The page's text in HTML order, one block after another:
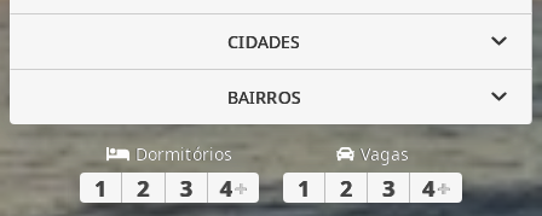
CIDADES
BAIRROS
Dormitórios
1 2 3 4+
Vagas
1 2 3 4+